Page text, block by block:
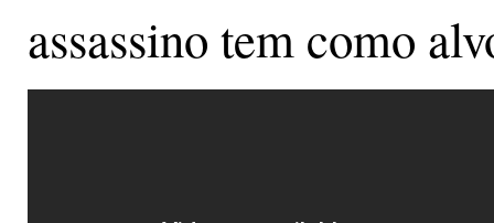
assassino tem como